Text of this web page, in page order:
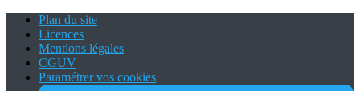
Plan du site
Licences
Mentions légales
CGUV
Paramétrer vos cookies